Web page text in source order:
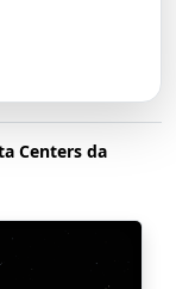
Centers da